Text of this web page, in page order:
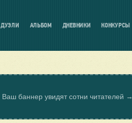
ДУЭЛИ АЛЬБОМ ДНЕВНИКИ КОНКУРСЫ
Ваш баннер увидят сотни читателей →